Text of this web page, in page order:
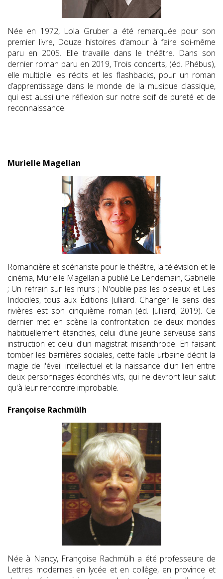
Née en 1972, Lola Gruber a été remarquée pour son
premier livre, Douze histoires d’amour à faire soi-même
paru en 2005. Elle travaille dans le théâtre. Dans son
dernier roman paru en 2019, Trois concerts, (éd. Phébus),
elle multiplie les récits et les flashbacks, pour un roman
d’apprentissage dans le monde de la musique classique,
qui est aussi une réflexion sur notre soif de pureté et de
reconnaissance.
Murielle Magellan
Romancière et scénariste pour le théâtre, la télévision et le
cinéma, Murielle Magellan a publié Le Lendemain, Gabrielle
; Un refrain sur les murs ; N'oublie pas les oiseaux et Les
Indociles, tous aux Éditions Julliard. Changer le sens des
rivières est son cinquième roman (éd. Julliard, 2019). Ce
dernier met en scène la confrontation de deux mondes
habituellement étanches, celui d’une jeune serveuse sans
instruction et celui d'un magistrat misanthrope. En faisant
tomber les barrières sociales, cette fable urbaine décrit la
magie de l'éveil intellectuel et la naissance d'un lien entre
deux personnages écorchés vifs, qui ne devront leur salut
qu'à leur rencontre improbable.
Françoise Rachmülh
Née à Nancy, Françoise Rachmülh a été professeure de
Lettres modernes en lycée et en collège, en province et